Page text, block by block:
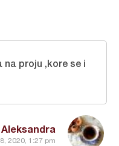
Aleksandra
2020, 1:27 pm
na proju ,kore se i